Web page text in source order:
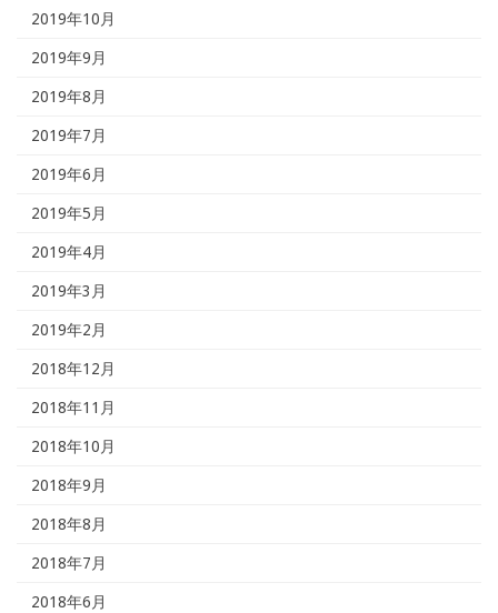
2019年10月
2019年9月
2019年8月
2019年7月
2019年6月
2019年5月
2019年4月
2019年3月
2019年2月
2018年12月
2018年11月
2018年10月
2018年9月
2018年8月
2018年7月
2018年6月